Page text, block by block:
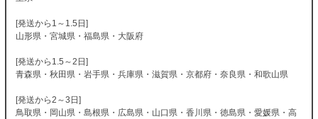
[発送から1～1.5日]
山形県・宮城県・福島県・大阪府
[発送から1.5～2日]
青森県・秋田県・岩手県・兵庫県・滋賀県・京都府・奈良県・和歌山県
[発送から2～3日]
鳥取県・岡山県・島根県・広島県・山口県・香川県・徳島県・愛媛県・高